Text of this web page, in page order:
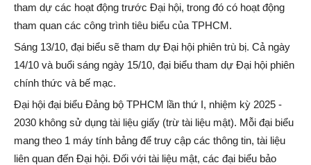
tham dự các hoạt động trước Đại hội, trong đó có hoạt động
tham quan các công trình tiêu biểu của TPHCM.
Sáng 13/10, đại biểu sẽ tham dự Đại hội phiên trù bị. Cả ngày
14/10 và buổi sáng ngày 15/10, đại biểu tham dự Đại hội phiên
chính thức và bế mạc.
Đại hội đại biểu Đảng bộ TPHCM lần thứ I, nhiệm kỳ 2025 -
2030 không sử dụng tài liệu giấy (trừ tài liệu mật). Mỗi đại biểu
mang theo 1 máy tính bảng để truy cập các thông tin, tài liệu
liên quan đến Đại hội. Đối với tài liệu mật, các đại biểu bảo